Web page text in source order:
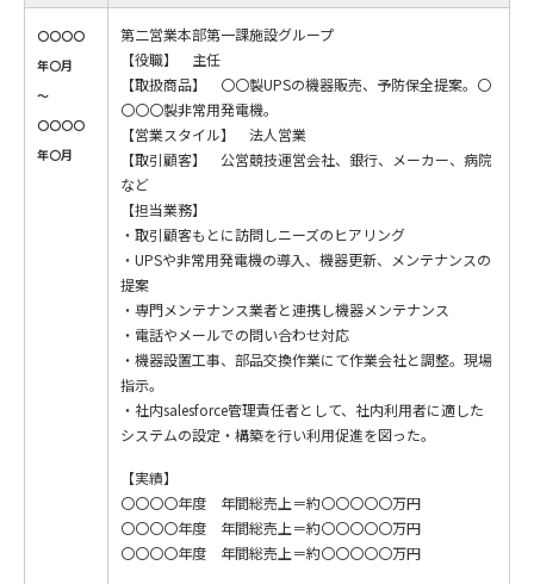
〇〇〇〇
年〇月
～
〇〇〇〇
年〇月
第二営業本部第一課施設グループ
【役職】 主任
【取扱商品】 〇〇製UPSの機器販売、予防保全提案。〇
〇〇〇製非常用発電機。
【営業スタイル】 法人営業
【取引顧客】 公営競技運営会社、銀行、メーカー、病院
など
【担当業務】
・取引顧客もとに訪問しニーズのヒアリング
・UPSや非常用発電機の導入、機器更新、メンテナンスの
提案
・専門メンテナンス業者と連携し機器メンテナンス
・電話やメールでの問い合わせ対応
・機器設置工事、部品交換作業にて作業会社と調整。現場
指示。
・社内salesforce管理責任者として、社内利用者に適した
システムの設定・構築を行い利用促進を図った。
【実績】
〇〇〇〇年度 年間総売上＝約〇〇〇〇〇万円
〇〇〇〇年度 年間総売上＝約〇〇〇〇〇万円
〇〇〇〇年度 年間総売上＝約〇〇〇〇〇万円